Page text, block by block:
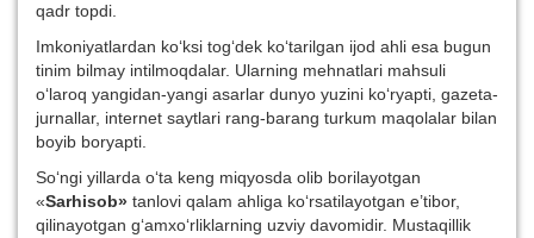
qadr topdi.
Imkoniyatlardan ko‘ksi tog‘dek ko‘tarilgan ijod ahli esa bugun
tinim bilmay intilmoqdalar. Ularning mehnatlari mahsuli
o‘laroq yangidan-yangi asarlar dunyo yuzini ko‘ryapti, gazeta-
jurnallar, internet saytlari rang-barang turkum maqolalar bilan
boyib boryapti.
So‘ngi yillarda o‘ta keng miqyosda olib borilayotgan
«Sarhisob» tanlovi qalam ahliga ko‘rsatilayotgan e’tibor,
qilinayotgan g‘amxo‘rliklarning uzviy davomidir. Mustaqillik